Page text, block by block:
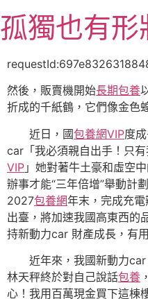
至
主
容
孤獨也有形
然後，販賣機開始長期包養
折成的千紙鶴，它們像金色
近日，國包養網VIP度
car「我必須親自出手！只有
VIP 」她對著牛土豪和虛空
辦事才能“三年倍增”舉動
2027包養網年末，完成充電
出臺，將加速我國高東西的
持新動力car 財產成長，有
近年來，我國新動力
林天秤終於對自己說話包養
心！我用百萬現金買下這棟